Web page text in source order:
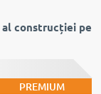
al construcției pe
PREMIUM